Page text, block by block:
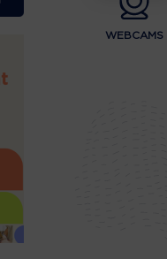
WEBCAMS